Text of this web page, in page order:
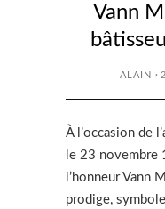
Vann
ALAIN ·
À l’occasion de
le 23 novembre
l’honneur Vann
prodige,